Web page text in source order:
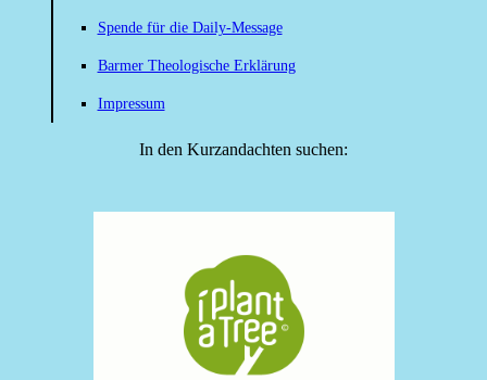
Spende für die Daily-Message
Barmer Theologische Erklärung
Impressum
In den Kurzandachten suchen: